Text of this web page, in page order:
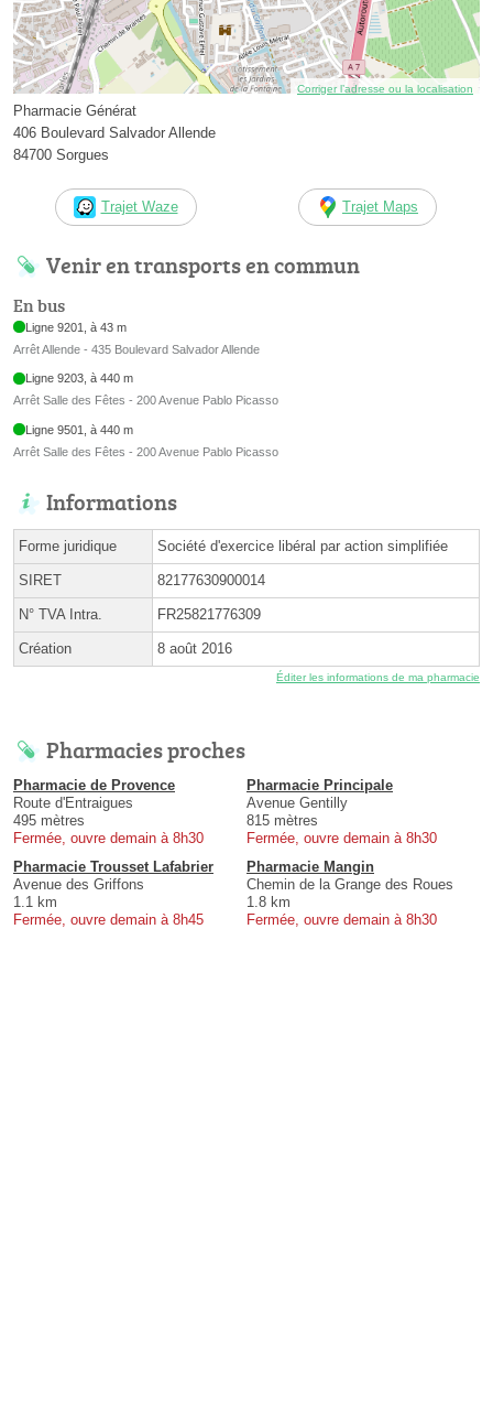
Corriger l’adresse ou la localisation
Pharmacie Générat
406 Boulevard Salvador Allende
84700 Sorgues
Trajet Waze Trajet Maps
Venir en transports en commun
En bus
Ligne 9201, à 43 m
Arrêt Allende - 435 Boulevard Salvador Allende
Ligne 9203, à 440 m
Arrêt Salle des Fêtes - 200 Avenue Pablo Picasso
Ligne 9501, à 440 m
Arrêt Salle des Fêtes - 200 Avenue Pablo Picasso
Informations
Forme juridique Société d'exercice libéral par action simplifiée
SIRET 82177630900014
N° TVA Intra. FR25821776309
Création 8 août 2016
Éditer les informations de ma pharmacie
Pharmacies proches
Pharmacie de Provence
Route d'Entraigues
495 mètres
Fermée, ouvre demain à 8h30
Pharmacie Principale
Avenue Gentilly
815 mètres
Fermée, ouvre demain à 8h30
Pharmacie Trousset Lafabrier
Avenue des Griffons
1.1 km
Fermée, ouvre demain à 8h45
Pharmacie Mangin
Chemin de la Grange des Roues
1.8 km
Fermée, ouvre demain à 8h30